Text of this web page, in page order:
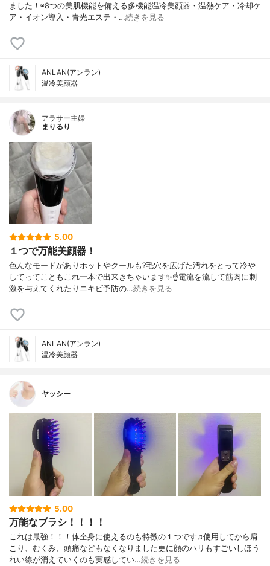
ました！◉8つの美肌機能を備える多機能温冷美顔器・温熱ケア・冷却ケ
ア・イオン導入・青光エステ・…続きを見る
ANLAN(アンラン)
温冷美顔器
アラサー主婦
まりるり
5.00
１つで万能美顔器！
色んなモードがありホットやクールも?毛穴を広げた汚れをとって冷や
してってこともこれ一本で出来きちゃいます✨☝️電流を流して筋肉に刺
激を与えてくれたりニキビ予防の…続きを見る
ANLAN(アンラン)
温冷美顔器
ヤッシー
5.00
万能なブラシ！！！！
これは最強！！！体全身に使えるのも特徴の１つです♫使用してから肩
こり、むくみ、頭痛などもなくなりました更に顔のハリもすごいしほう
れい線が消えていくのも実感してい…続きを見る